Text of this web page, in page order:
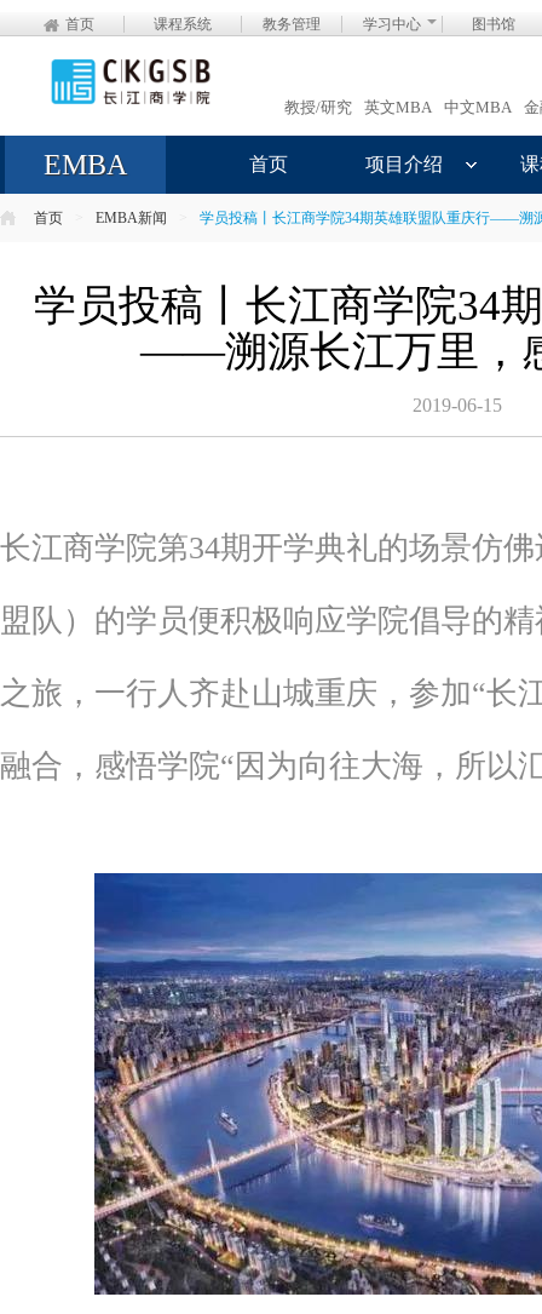
首页 课程系统 教务管理 学习中心 图书馆
教授/研究 英文MBA 中文MBA
EMBA 首页 项目介绍
首页 EMBA新闻 学员投稿丨长江商学院34期英雄联盟队重庆行——溯
学员投稿丨长江商学院34
——溯源长江万里，
2019-06-15
长江商学院第34期开学典礼的场景仿
盟队）的学员便积极响应学院倡导的
之旅，一行人齐赴山城重庆，参加“长
融合，感悟学院“因为向往大海，所以